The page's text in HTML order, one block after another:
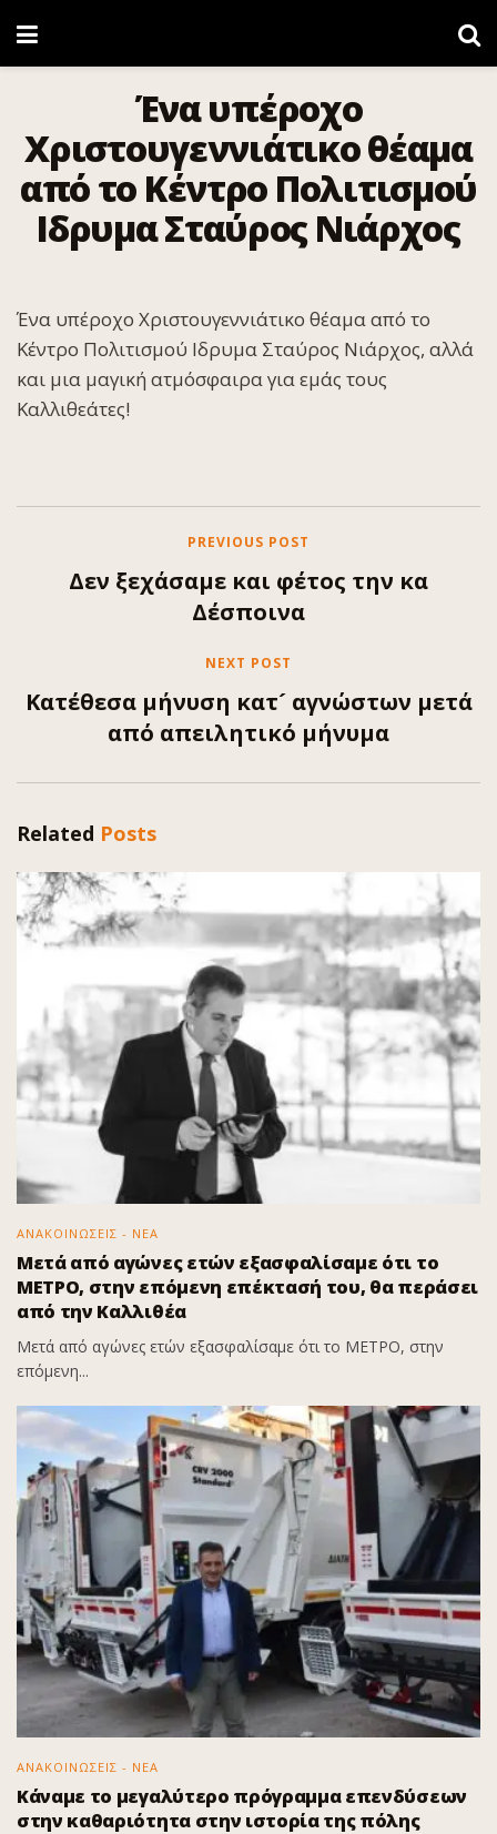
Ένα υπέροχο
Χριστουγεννιάτικο θέαμα
από το Κέντρο Πολιτισμού
Ιδρυμα Σταύρος Νιάρχος
Ένα υπέροχο Χριστουγεννιάτικο θέαμα από το
Κέντρο Πολιτισμού Ιδρυμα Σταύρος Νιάρχος, αλλά
και μια μαγική ατμόσφαιρα για εμάς τους
Καλλιθεάτες!
PREVIOUS POST
Δεν ξεχάσαμε και φέτος την κα
Δέσποινα
NEXT POST
Κατέθεσα μήνυση κατ´ αγνώστων μετά
από απειλητικό μήνυμα
Related Posts
ΑΝΑΚΟΙΝΩΣΕΙΣ - ΝΕΑ
Μετά από αγώνες ετών εξασφαλίσαμε ότι το
ΜΕΤΡΟ, στην επόμενη επέκτασή του, θα περάσει
από την Καλλιθέα
Μετά από αγώνες ετών εξασφαλίσαμε ότι το ΜΕΤΡΟ, στην
επόμενη...
ΑΝΑΚΟΙΝΩΣΕΙΣ - ΝΕΑ
Κάναμε το μεγαλύτερο πρόγραμμα επενδύσεων
στην καθαριότητα στην ιστορία της πόλης